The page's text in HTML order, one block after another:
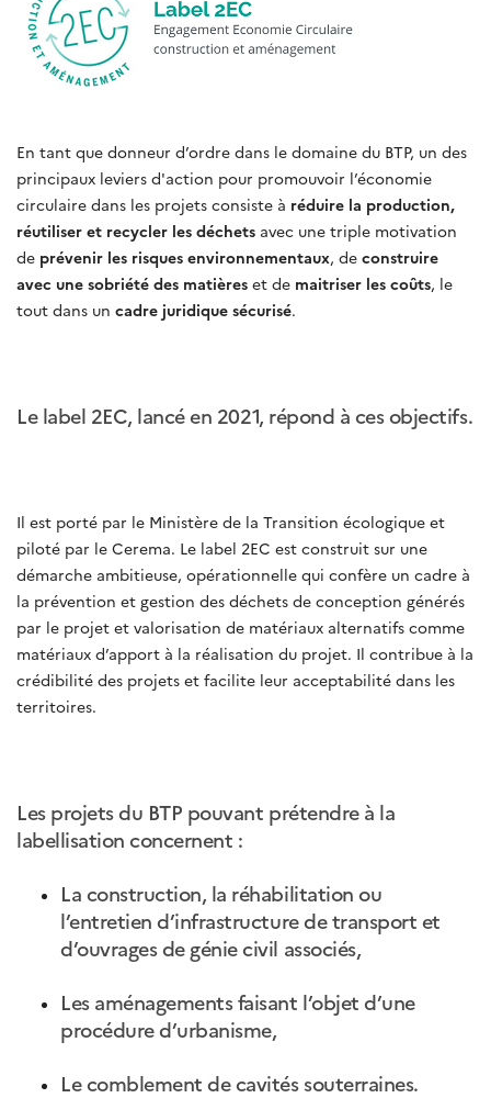
En tant que donneur d’ordre dans le domaine du BTP, un des
principaux leviers d'action pour promouvoir l’économie
circulaire dans les projets consiste à réduire la production,
réutiliser et recycler les déchets avec une triple motivation
de prévenir les risques environnementaux, de construire
avec une sobriété des matières et de maitriser les coûts, le
tout dans un cadre juridique sécurisé.
Le label 2EC, lancé en 2021, répond à ces objectifs.
Il est porté par le Ministère de la Transition écologique et
piloté par le Cerema. Le label 2EC est construit sur une
démarche ambitieuse, opérationnelle qui confère un cadre à
la prévention et gestion des déchets de conception générés
par le projet et valorisation de matériaux alternatifs comme
matériaux d’apport à la réalisation du projet. Il contribue à la
crédibilité des projets et facilite leur acceptabilité dans les
territoires.
Les projets du BTP pouvant prétendre à la
labellisation concernent :
La construction, la réhabilitation ou
l’entretien d’infrastructure de transport et
d’ouvrages de génie civil associés,
Les aménagements faisant l’objet d’une
procédure d’urbanisme,
Le comblement de cavités souterraines.